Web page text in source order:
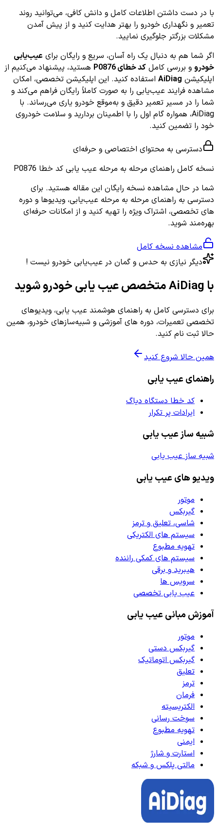
با در دست داشتن اطلاعات کامل و دانش کافی، می‌توانید روند
تعمیر و نگهداری خودرو را بهتر هدایت کنید و از پیش آمدن
مشکلات بزرگتر جلوگیری نمایید.
اگر شما هم به دنبال یک راه آسان، سریع و رایگان برای عیب‌یابی
خودرو و بررسی کامل کد خطای P0876
هستید، پیشنهاد می‌کنیم از
اپلیکیشن AiDiag استفاده کنید. این اپلیکیشن تخصصی، امکان
مشاهده فرایند عیب‌یابی را به صورت کاملاً رایگان فراهم می‌کند و
شما را در مسیر تعمیر دقیق و به‌موقع خودرو یاری می‌رساند. با
AiDiag، همواره گام اول را با اطمینان بردارید و سلامت خودروی
خود را تضمین کنید.
دسترسی به محتوای اختصاصی و حرفه‌ای
نسخه کامل راهنمای مرحله به مرحله عیب یابی کد خطا P0876
شما در حال مشاهده نسخه رایگان این مقاله هستید. برای
دسترسی به راهنمای مرحله به مرحله عیب‌یابی، ویدیوها و دوره
های تخصصی، اشتراک ویژه را تهیه کنید و از امکانات حرفه‌ای
بهره‌مند شوید.
مشاهده نسخه کامل
دیگر نیازی به حدس و گمان در عیب‌یابی خودرو نیست !
با AiDiag متخصص عیب یابی خودرو شوید
برای دسترسی کامل به راهنمای هوشمند عیب یابی، ویدیوهای
تخصصی تعمیرات، دوره های آموزشی و شبیه‌سازهای خودرو، همین
حالا ثبت نام کنید.
همین حالا شروع کنید
راهنمای عیب یابی
کد خطا دستگاه دیاگ
ایرادات پر تکرار
شبیه ساز عیب یابی
شبیه ساز عیب یابی
ویدیو های عیب یابی
موتور
گیربکس
شاسی، تعلیق و ترمز
سیستم های الکتریکی
تهویه مطبوع
سیستم های کمکی راننده
هیبرید و برقی
سرویس ها
عیب یابی تخصصی
آموزش مبانی عیب یابی
موتور
گیربکس دستی
گیربکس اتوماتیک
تعلیق
ترمز
فرمان
الکتریسیته
سوخت رسانی
تهویه مطبوع
ایمنی
استارت و شارژ
مالتی پلکس و شبکه